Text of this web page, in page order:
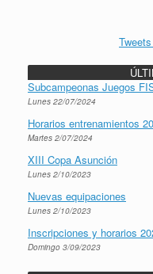
Subcampeonas Juegos
Lunes 22/07/2024
Horarios entrenamientos
Martes 2/07/2024
XIII Copa Asunción
Lunes 2/10/2023
Nuevas equipaciones
Lunes 2/10/2023
Inscripciones y horarios
Domingo 3/09/2023